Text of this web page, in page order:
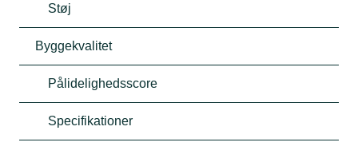
Støj
Byggekvalitet
Pålidelighedsscore
Specifikationer